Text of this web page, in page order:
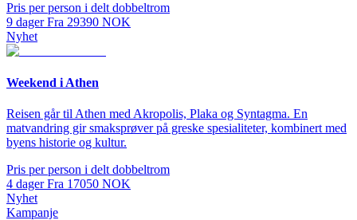
Pris per person i delt dobbeltrom
9 dager Fra 29390 NOK
Nyhet
Weekend i Athen
Reisen går til Athen med Akropolis, Plaka og Syntagma. En
matvandring gir smaksprøver på greske spesialiteter, kombinert med
byens historie og kultur.
Pris per person i delt dobbeltrom
4 dager Fra 17050 NOK
Nyhet
Kampanje